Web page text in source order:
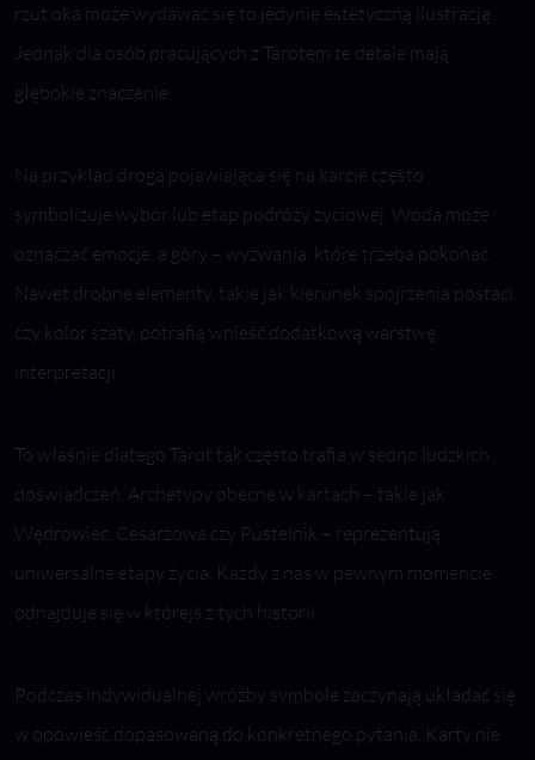
rzut oka może wydawać się to jedynie estetyczną ilustracją.
Jednak dla osób pracujących z Tarotem te detale mają
głębokie znaczenie.
Na przykład droga pojawiająca się na karcie często
symbolizuje wybór lub etap podróży życiowej. Woda może
oznaczać emocje, a góry – wyzwania, które trzeba pokonać.
Nawet drobne elementy, takie jak kierunek spojrzenia postaci
czy kolor szaty, potrafią wnieść dodatkową warstwę
interpretacji.
To właśnie dlatego Tarot tak często trafia w sedno ludzkich
doświadczeń. Archetypy obecne w kartach – takie jak
Wędrowiec, Cesarzowa czy Pustelnik – reprezentują
uniwersalne etapy życia. Każdy z nas w pewnym momencie
odnajduje się w którejś z tych historii.
Podczas indywidualnej wróżby symbole zaczynają układać się
w opowieść dopasowaną do konkretnego pytania. Karty nie